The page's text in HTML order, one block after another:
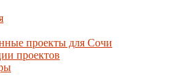
проекты для Сочи
проектов